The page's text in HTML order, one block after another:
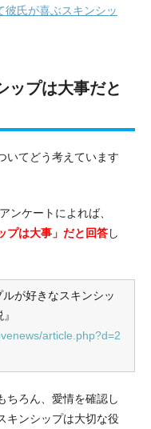
彼氏が喜ぶスキンシッ
ップは大事だと
いてどう考えています
ンケートによれば、
プは大事」だと回答し
が好きなスキンシッ
article.php?d=2
ちろん、愛情を確認し
キンシップは大切な役